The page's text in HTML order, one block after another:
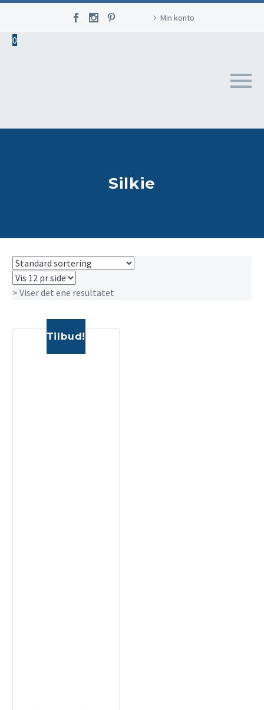
Min konto
0
Silkie
> Viser det ene resultatet
Tilbud!